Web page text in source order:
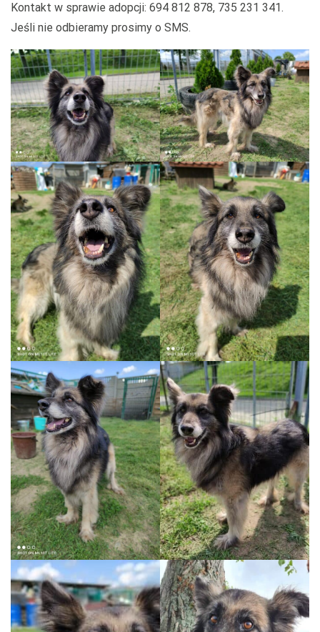
Kontakt w sprawie adopcji: 694 812 878, 735 231 341.
Jeśli nie odbieramy prosimy o SMS.